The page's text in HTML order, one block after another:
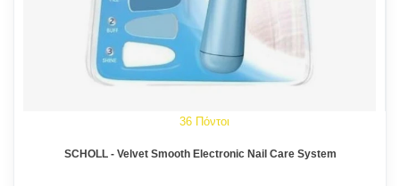
36 Πόντοι
SCHOLL - Velvet Smooth Electronic Nail Care System